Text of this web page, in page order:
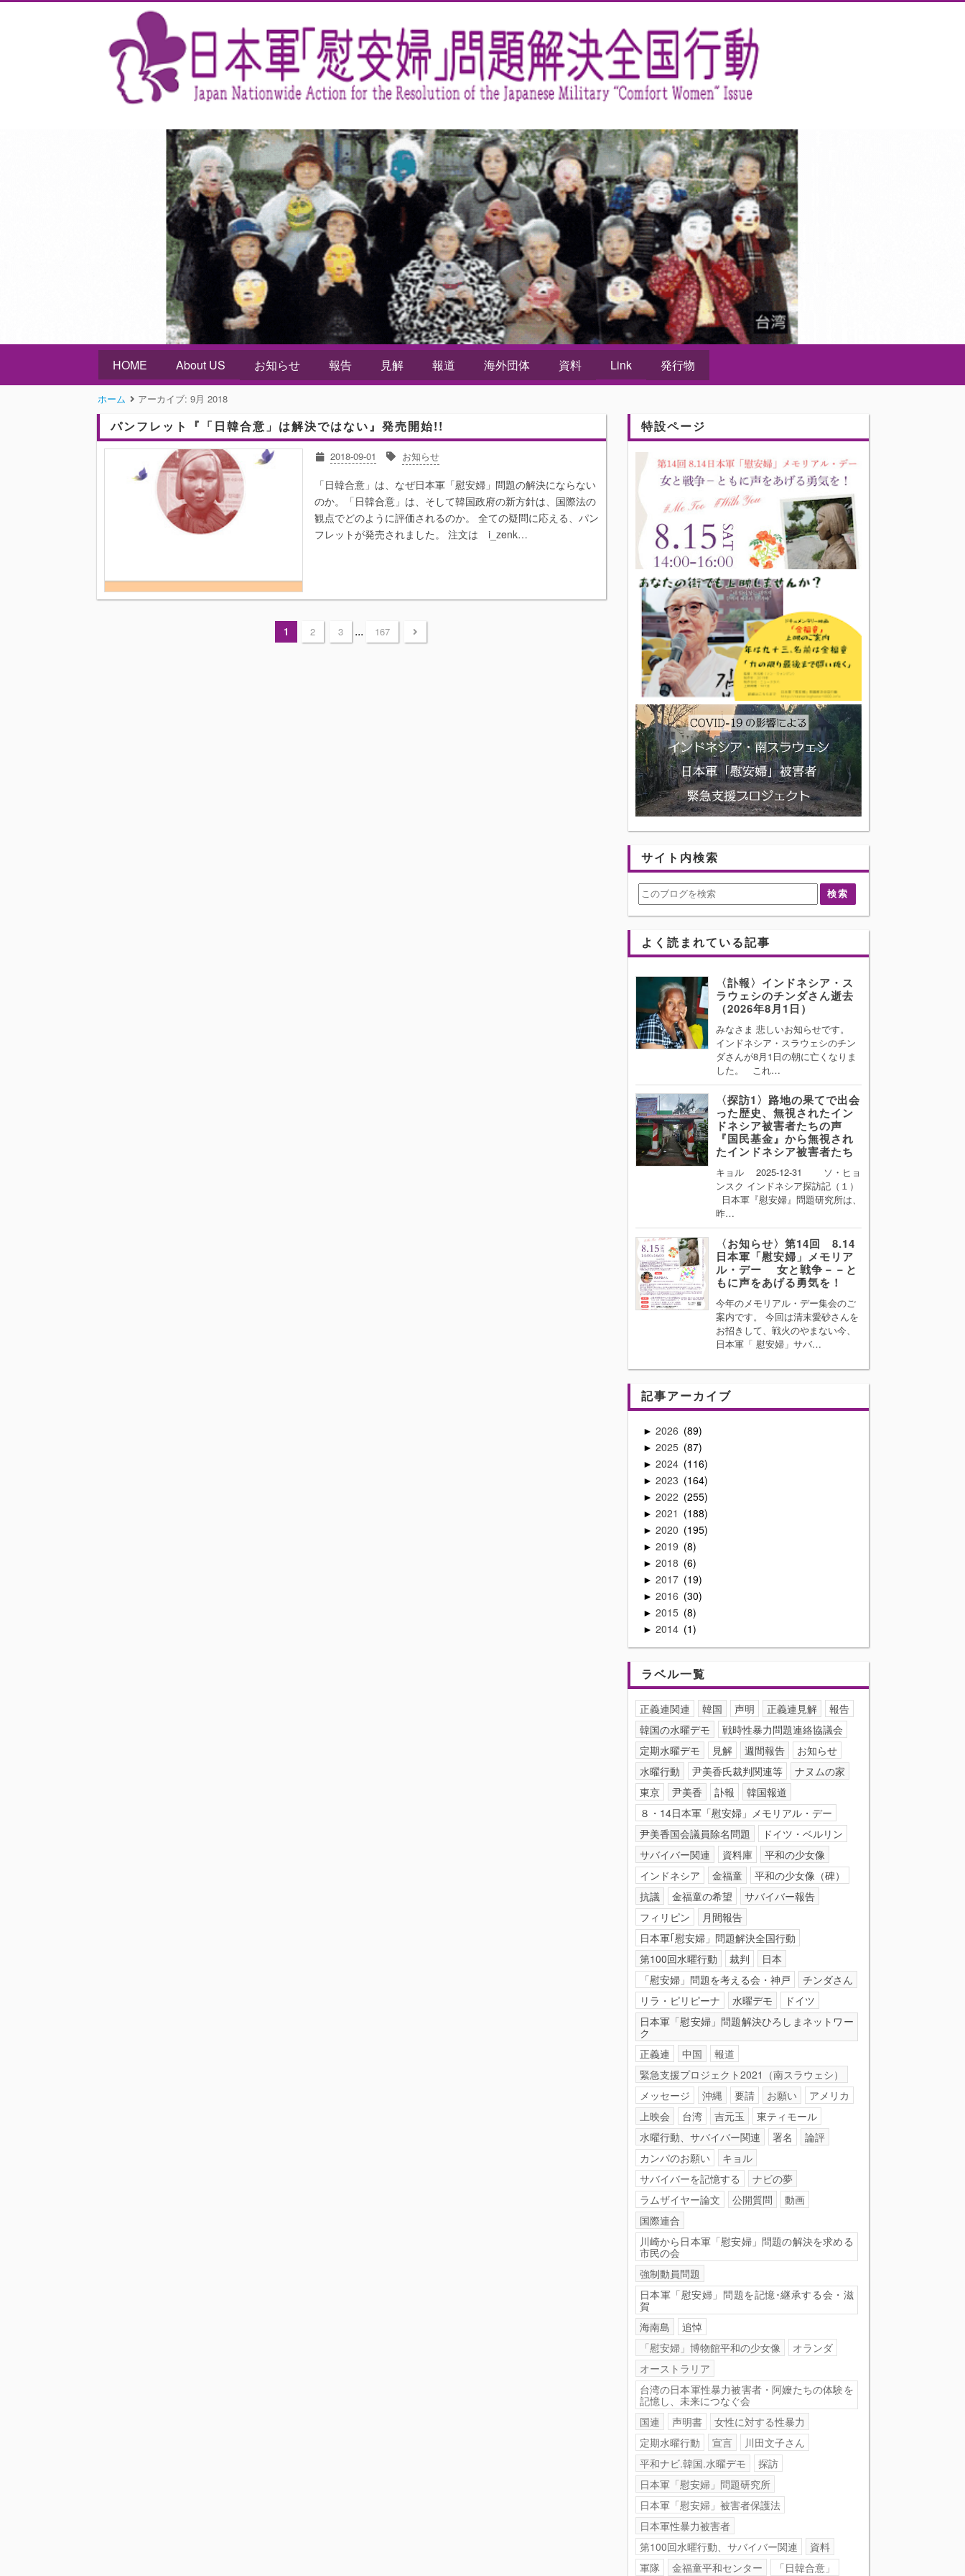
HOME About US お知らせ 報告 見解 報道 海外団体 資料 Link 発行物
ホーム アーカイブ:9月 2018
パンフレット『「日韓合意」は解決ではない』発売開始!!
2018-09-01 お知らせ
「日韓合意」は、なぜ日本軍「慰安婦」問題の解決にならない
のか。「日韓合意」は、そして韓国政府の新方針は、国際法の
観点でどのように評価されるのか。 全ての疑問に応える、パン
フレットが発売されました。 注文は i_zenk…
1 2 3 ... 167
特設ページ
サイト内検索
よく読まれている記事
〈訃報〉インドネシア・ス
ラウェシのチンダさん逝去
（2026年8月1日）
みなさま 悲しいお知らせです。
インドネシア・スラウェシのチン
ダさんが8月1日の朝に亡くなりま
した。 これ…
〈探訪1〉路地の果てで出会
った歴史、無視されたイン
ドネシア被害者たちの声
『国民基金』から無視され
たインドネシア被害者たち
キョル 2025-12-31 ソ・ヒョ
ンスク インドネシア探訪記（１）
日本軍『慰安婦』問題研究所は、
昨…
〈お知らせ〉第14回 8.14
日本軍「慰安婦」メモリア
ル・デー 女と戦争－－と
もに声をあげる勇気を！
今年のメモリアル・デー集会のご
案内です。 今回は清末愛砂さんを
お招きして、戦火のやまない今、
日本軍「 慰安婦」サバ…
記事アーカイブ
► 2026 89
► 2025 87
► 2024 116
► 2023 164
► 2022 255
► 2021 188
► 2020 195
► 2019 8
► 2018 6
► 2017 19
► 2016 30
► 2015 8
► 2014 1
ラベル一覧
正義連関連 韓国 声明 正義連見解
報告
韓国の水曜デモ
戦時性暴力問題連絡協議会
定期水曜デモ
見解 週間報告
お知らせ
水曜行動
尹美香氏裁判関連等
ナヌムの家
東京
尹美香 訃報
韓国報道
８・14日本軍「慰安婦」メモリアル・デー
尹美香国会議員除名問題
ドイツ・ベルリン
サバイバー関連
資料庫
平和の少女像
インドネシア
金福童
平和の少女像（碑）
抗議
金福童の希望
サバイバー報告
フィリピン
月間報告
日本軍｢慰安婦」問題解決全国行動
第100回水曜行動
裁判
日本
「慰安婦」問題を考える会・神戸
チンダさん
リラ・ピリピーナ
水曜デモ
ドイツ
日本軍「慰安婦」問題解決ひろしまネットワー
ク
正義連
中国
報道
緊急支援プロジェクト2021（南スラウェシ）
メッセージ
沖縄 要請 お願い
アメリカ
上映会
台湾 吉元玉
東ティモール
水曜行動、サバイバー関連
署名
論評
カンパのお願い
キョル
サバイバーを記憶する
ナビの夢
ラムザイヤー論文
公開質問
動画
国際連合
川崎から日本軍「慰安婦」問題の解決を求める
市民の会
強制動員問題
日本軍「慰安婦」問題を記憶･継承する会・滋
賀
海南島
追悼
「慰安婦」博物館平和の少女像
オランダ
オーストラリア
台湾の日本軍性暴力被害者・阿嬤たちの体験を
記憶し、未来につなぐ会
国連
声明書
女性に対する性暴力
定期水曜行動
宣言
川田文子さん
平和ナビ.韓国.水曜デモ
探訪
日本軍「慰安婦」問題研究所
日本軍「慰安婦」被害者保護法
日本軍性暴力被害者
第100回水曜行動、サバイバー関連
資料
軍隊
金福童平和センター 「日韓合意」